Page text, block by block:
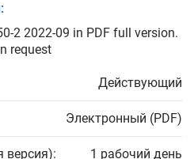
2 2022-09 in PDF full version.
request
Действующий
Электронный (PDF)
версия): 1 рабочий день